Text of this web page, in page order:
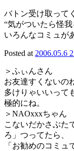
バトン受け取って
“気がついたら怪
いろんなコミュが
Posted at 2006.05.6
＞ふぃんさん
お友達すくないの
多けりゃいいって
極的にね。
＞NAOxxxちゃん
こないだかさぶた
ろ」つってたら、
「お勧めのコミュ